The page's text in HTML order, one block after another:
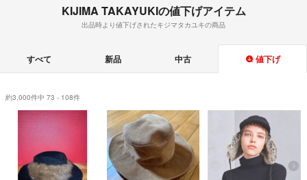
KIJIMA TAKAYUKIの値下げアイテム
出品時より値下げされたキジマタカユキの商品
すべて 新品 中古 値下げ
約3,000件中 73 - 108件